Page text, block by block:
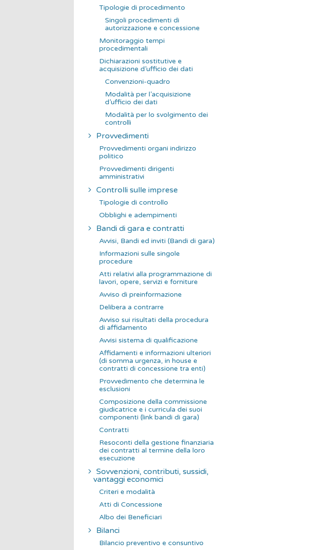
Tipologie di procedimento
Singoli procedimenti di
autorizzazione e concessione
Monitoraggio tempi
procedimentali
Dichiarazioni sostitutive e
acquisizione d’ufficio dei dati
Convenzioni-quadro
Modalità per l’acquisizione
d’ufficio dei dati
Modalità per lo svolgimento dei
controlli
Provvedimenti
Provvedimenti organi indirizzo
politico
Provvedimenti dirigenti
amministrativi
Controlli sulle imprese
Tipologie di controllo
Obblighi e adempimenti
Bandi di gara e contratti
Avvisi, Bandi ed inviti (Bandi di gara)
Informazioni sulle singole
procedure
Atti relativi alla programmazione di
lavori, opere, servizi e forniture
Avviso di preinformazione
Delibera a contrarre
Avviso sui risultati della procedura
di affidamento
Avvisi sistema di qualificazione
Affidamenti e informazioni ulteriori
(di somma urgenza, in house e
contratti di concessione tra enti)
Provvedimento che determina le
esclusioni
Composizione della commissione
giudicatrice e i curricula dei suoi
componenti (link bandi di gara)
Contratti
Resoconti della gestione finanziaria
dei contratti al termine della loro
esecuzione
Sovvenzioni, contributi, sussidi,
vantaggi economici
Criteri e modalità
Atti di Concessione
Albo dei Beneficiari
Bilanci
Bilancio preventivo e consuntivo